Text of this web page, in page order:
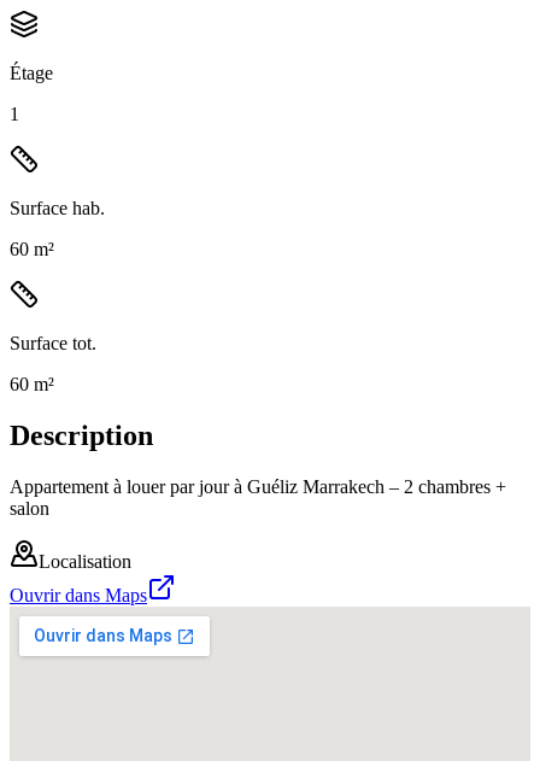
Étage
1
Surface hab.
60 m²
Surface tot.
60 m²
Description
Appartement à louer par jour à Guéliz Marrakech – 2 chambres +
salon
Localisation
Ouvrir dans Maps